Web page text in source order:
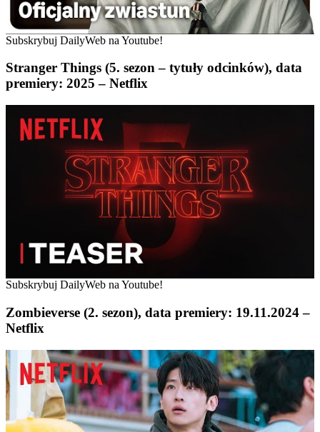
Subskrybuj DailyWeb na Youtube!
Stranger Things (5. sezon – tytuły odcinków), data
premiery: 2025 – Netflix
Subskrybuj DailyWeb na Youtube!
Zombieverse (2. sezon), data premiery: 19.11.2024 –
Netflix